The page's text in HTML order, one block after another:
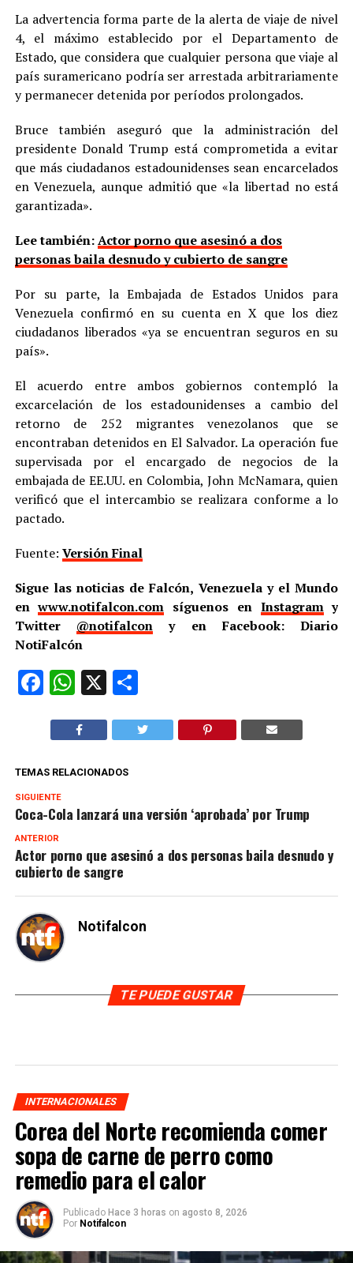
La advertencia forma parte de la alerta de viaje de nivel
4, el máximo establecido por el Departamento de
Estado, que considera que cualquier persona que viaje al
país suramericano podría ser arrestada arbitrariamente
y permanecer detenida por períodos prolongados.
Bruce también aseguró que la administración del
presidente Donald Trump está comprometida a evitar
que más ciudadanos estadounidenses sean encarcelados
en Venezuela, aunque admitió que «la libertad no está
garantizada».
Lee también:Actor porno que asesinó a dos
personas baila desnudo y cubierto de sangre
Por su parte, la Embajada de Estados Unidos para
Venezuela confirmó en su cuenta en X que los diez
ciudadanos liberados «ya se encuentran seguros en su
país».
El acuerdo entre ambos gobiernos contempló la
excarcelación de los estadounidenses a cambio del
retorno de 252 migrantes venezolanos que se
encontraban detenidos en El Salvador. La operación fue
supervisada por el encargado de negocios de la
embajada de EE.UU. en Colombia, John McNamara, quien
verificó que el intercambio se realizara conforme a lo
pactado.
Fuente: Versión Final
Sigue las noticias de Falcón, Venezuela y el Mundo
enwww.notifalcon.com síguenos en Instagramy
Twitter @notifalcon y en Facebook: Diario
NotiFalcón
Facebook
WhatsApp
X Compartir
TEMAS RELACIONADOS
SIGUIENTE
Coca-Cola lanzará una versión ‘aprobada’ por Trump
ANTERIOR
Actor porno que asesinó a dos personas baila desnudo y
cubierto de sangre
Notifalcon
TE PUEDE GUSTAR
INTERNACIONALES
Corea del Norte recomienda comer
sopa de carne de perro como
remedio para el calor
Publicado Hace 3 horas on agosto 8, 2026
Por Notifalcon